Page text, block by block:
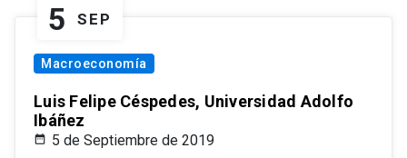
5 SEP
Macroeconomía
Luis Felipe Céspedes, Universidad Adolfo
Ibáñez
5 de Septiembre de 2019